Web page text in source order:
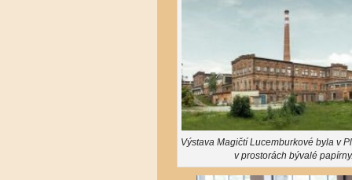
Výstava Magičtí Lucemburkové byla v
v prostorách bývalé